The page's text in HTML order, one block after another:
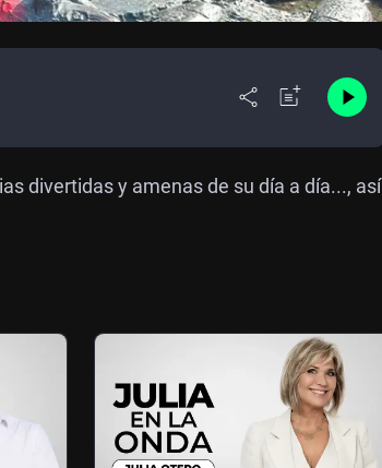
divertidas y amenas de su día a día..., así